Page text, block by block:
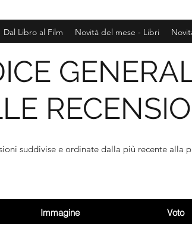
Novità del mese - Libri
Dal Libro al Film
suddivise e ordinate dalla più recente alla
Immagine Voto